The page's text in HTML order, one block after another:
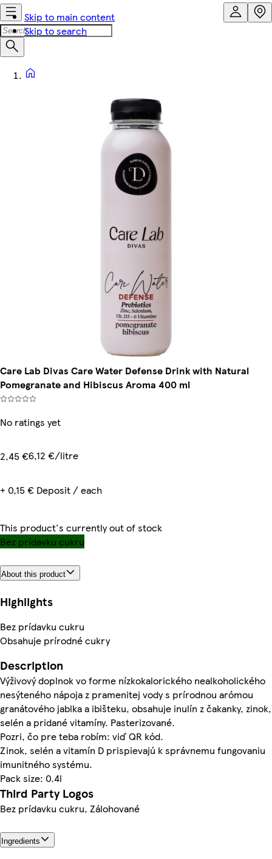
Skip to main content
Skip to search
Care Lab Divas Care Water Defense Drink with Natural
Pomegranate and Hibiscus Aroma 400 ml
No ratings yet
2,45 €6,12 €/litre
+ 0,15 € Deposit / each
This product's currently out of stock
Bez prídavku cukru
About this product
Highlights
Bez prídavku cukru
Obsahuje prírodné cukry
Description
Výživový doplnok vo forme nízkokalorického nealkoholického
nesýteného nápoja z pramenitej vody s prírodnou arómou
granátového jablka a ibišteku, obsahuje inulín z čakanky, zinok,
selén a pridané vitamíny. Pasterizované.
Pozri, čo pre teba robím: viď QR kód.
Zinok, selén a vitamín D prispievajú k správnemu fungovaniu
imunitného systému.
Pack size: 0.4l
Third Party Logos
Bez prídavku cukru, Zálohované
Ingredients